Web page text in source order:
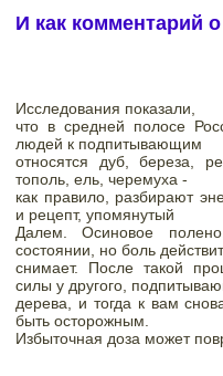
И как комментарий
Исследования показали,
что в средней полосе
людей к подпитывающим
относятся дуб, береза,
тополь, ель, черемуха -
как правило, разбирают
и рецепт, упомянутый
Далем. Осиновое
состоянии, но боль
снимает. После такой
силы у другого,
дерева, и тогда к вам
быть осторожным.
Избыточная доза может